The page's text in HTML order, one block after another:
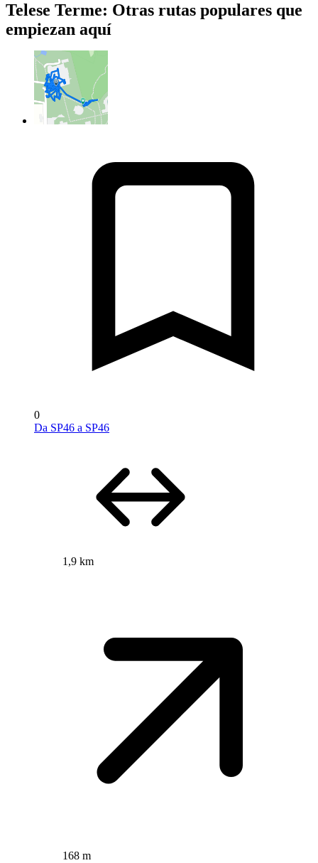
Telese Terme: Otras rutas populares que
empiezan aquí
0
Da SP46 a SP46
1,9 km
168 m